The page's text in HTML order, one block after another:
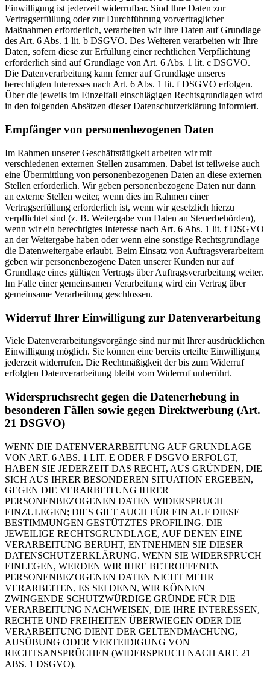
Einwilligung ist jederzeit widerrufbar. Sind Ihre Daten zur
Vertragserfüllung oder zur Durchführung vorvertraglicher
Maßnahmen erforderlich, verarbeiten wir Ihre Daten auf Grundlage
des Art. 6 Abs. 1 lit. b DSGVO. Des Weiteren verarbeiten wir Ihre
Daten, sofern diese zur Erfüllung einer rechtlichen Verpflichtung
erforderlich sind auf Grundlage von Art. 6 Abs. 1 lit. c DSGVO.
Die Datenverarbeitung kann ferner auf Grundlage unseres
berechtigten Interesses nach Art. 6 Abs. 1 lit. f DSGVO erfolgen.
Über die jeweils im Einzelfall einschlägigen Rechtsgrundlagen wird
in den folgenden Absätzen dieser Datenschutzerklärung informiert.
Empfänger von personenbezogenen Daten
Im Rahmen unserer Geschäftstätigkeit arbeiten wir mit
verschiedenen externen Stellen zusammen. Dabei ist teilweise auch
eine Übermittlung von personenbezogenen Daten an diese externen
Stellen erforderlich. Wir geben personenbezogene Daten nur dann
an externe Stellen weiter, wenn dies im Rahmen einer
Vertragserfüllung erforderlich ist, wenn wir gesetzlich hierzu
verpflichtet sind (z. B. Weitergabe von Daten an Steuerbehörden),
wenn wir ein berechtigtes Interesse nach Art. 6 Abs. 1 lit. f DSGVO
an der Weitergabe haben oder wenn eine sonstige Rechtsgrundlage
die Datenweitergabe erlaubt. Beim Einsatz von Auftragsverarbeitern
geben wir personenbezogene Daten unserer Kunden nur auf
Grundlage eines gültigen Vertrags über Auftragsverarbeitung weiter.
Im Falle einer gemeinsamen Verarbeitung wird ein Vertrag über
gemeinsame Verarbeitung geschlossen.
Widerruf Ihrer Einwilligung zur Datenverarbeitung
Viele Datenverarbeitungsvorgänge sind nur mit Ihrer ausdrücklichen
Einwilligung möglich. Sie können eine bereits erteilte Einwilligung
jederzeit widerrufen. Die Rechtmäßigkeit der bis zum Widerruf
erfolgten Datenverarbeitung bleibt vom Widerruf unberührt.
Widerspruchsrecht gegen die Datenerhebung in
besonderen Fällen sowie gegen Direktwerbung (Art.
21 DSGVO)
WENN DIE DATENVERARBEITUNG AUF GRUNDLAGE
VON ART. 6 ABS. 1 LIT. E ODER F DSGVO ERFOLGT,
HABEN SIE JEDERZEIT DAS RECHT, AUS GRÜNDEN, DIE
SICH AUS IHRER BESONDEREN SITUATION ERGEBEN,
GEGEN DIE VERARBEITUNG IHRER
PERSONENBEZOGENEN DATEN WIDERSPRUCH
EINZULEGEN; DIES GILT AUCH FÜR EIN AUF DIESE
BESTIMMUNGEN GESTÜTZTES PROFILING. DIE
JEWEILIGE RECHTSGRUNDLAGE, AUF DENEN EINE
VERARBEITUNG BERUHT, ENTNEHMEN SIE DIESER
DATENSCHUTZERKLÄRUNG. WENN SIE WIDERSPRUCH
EINLEGEN, WERDEN WIR IHRE BETROFFENEN
PERSONENBEZOGENEN DATEN NICHT MEHR
VERARBEITEN, ES SEI DENN, WIR KÖNNEN
ZWINGENDE SCHUTZWÜRDIGE GRÜNDE FÜR DIE
VERARBEITUNG NACHWEISEN, DIE IHRE INTERESSEN,
RECHTE UND FREIHEITEN ÜBERWIEGEN ODER DIE
VERARBEITUNG DIENT DER GELTENDMACHUNG,
AUSÜBUNG ODER VERTEIDIGUNG VON
RECHTSANSPRÜCHEN (WIDERSPRUCH NACH ART. 21
ABS. 1 DSGVO).